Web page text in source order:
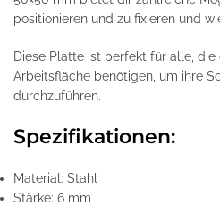
positionieren und zu fixieren und
Diese Platte ist perfekt für alle,
Arbeitsfläche benötigen, um ihre
durchzuführen.
Spezifikationen:
Material: Stahl
Stärke: 6 mm